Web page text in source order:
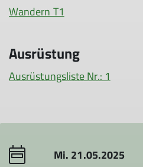
Wandern T1
Ausrüstung
Ausrüstungsliste Nr.: 1
Mi. 21.05.2025